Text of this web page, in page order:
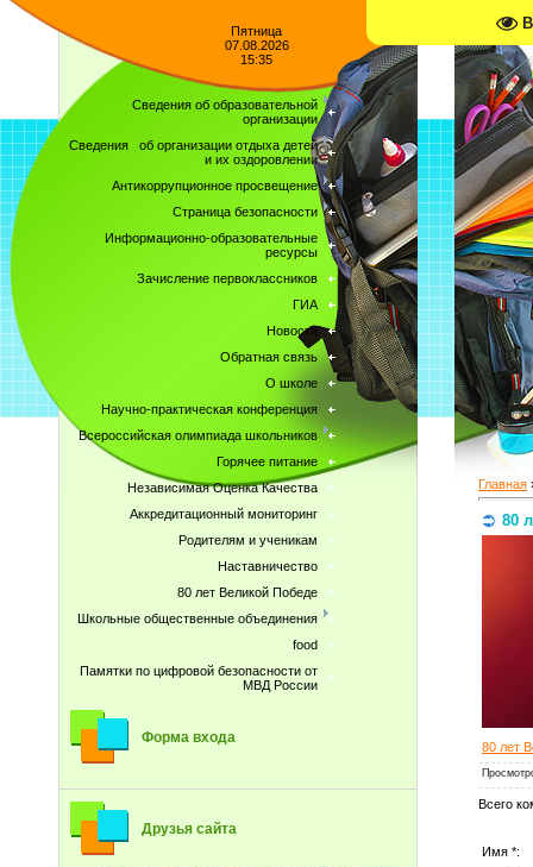
Пятница
07.08.2026
15:35
Сведения об образовательной
организации
Сведения об организации отдыха детей
и их оздоровлении
Антикоррупционное просвещение
Страница безопасности
Информационно-образовательные
ресурсы
Зачисление первоклассников
ГИА
Новости
Обратная связь
О школе
Научно-практическая конференция
Всероссийская олимпиада школьников
Горячее питание
Независимая Оценка Качества
Аккредитационный мониторинг
Родителям и ученикам
Наставничество
80 лет Великой Победе
Школьные общественные объединения
food
Памятки по цифровой безопасности от
МВД России
Форма входа
Друзья сайта
Главная
80
80 лет
Всего
Имя *: